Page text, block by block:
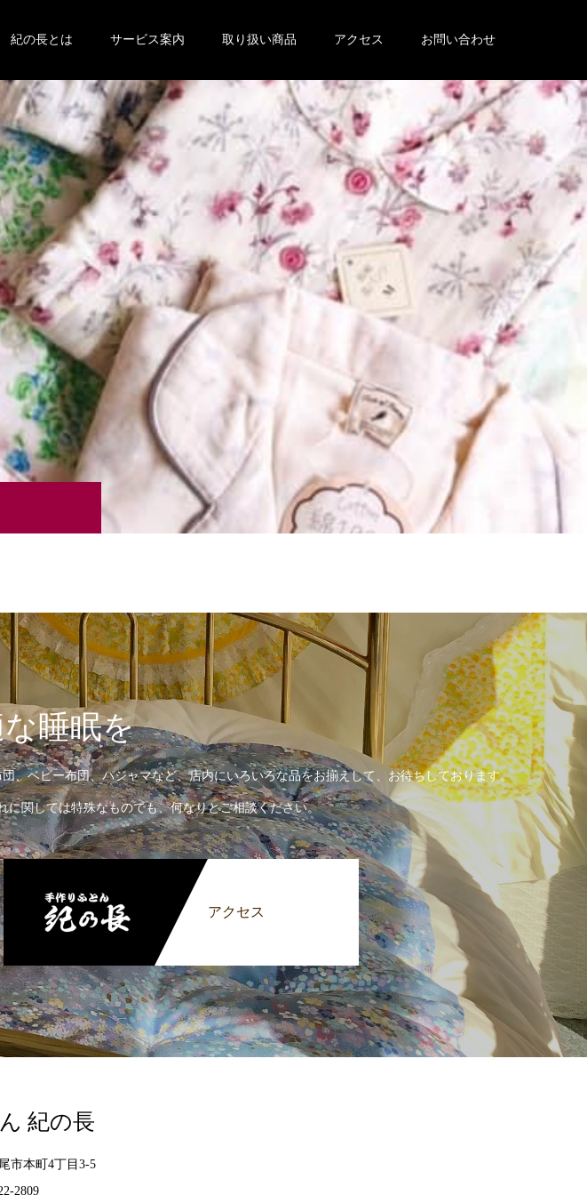
紀の長とは サービス案内 取り扱い商品 アクセス お問い合わせ
睡眠を
、ベビー布団、パジャマなど、店内にいろいろな品をお揃えして、お待ちしております。
に関しては特殊なものでも、何なりとご相談ください。
アクセス
紀の長
市本町4丁目3-5
2809